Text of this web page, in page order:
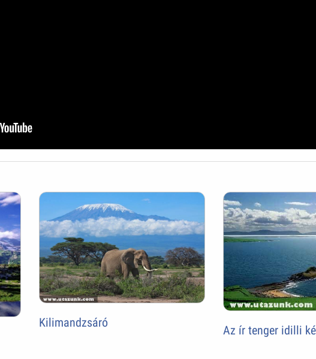
Kilimandzsáró
Az ír tenger idilli